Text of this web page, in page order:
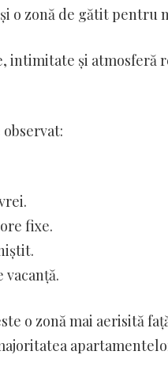
o zonă de gătit pentru
intimitate și atmosferă
fixe.
o zonă mai aerisită